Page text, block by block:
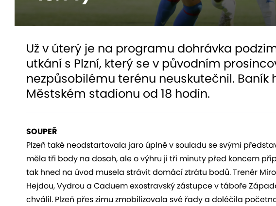
Už v úterý je na programu dohrávka
utkání s Plzní, který se v původním
nezpůsobilému terénu neuskutečnil. Baník
Městském stadionu od 18 hodin.
SOUPEŘ
Plzeň také neodstartovala jaro úplně v souladu se svými
měla tři body na dosah, ale o výhru ji tři minuty před koncem
tak hned na úvod musela strávit domácí ztrátu bodů.Trenér
Hejdou, Vydrou a Caduem exostravský zástupce v táboře
chválil. Plzeň přes zimu zmobilizovala své řady a doléčila